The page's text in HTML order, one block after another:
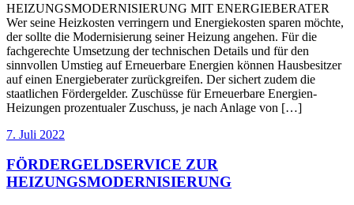
HEIZUNGSMODERNISIERUNG MIT ENERGIEBERATER
Wer seine Heizkosten verringern und Energiekosten sparen möchte,
der sollte die Modernisierung seiner Heizung angehen. Für die
fachgerechte Umsetzung der technischen Details und für den
sinnvollen Umstieg auf Erneuerbare Energien können Hausbesitzer
auf einen Energieberater zurückgreifen. Der sichert zudem die
staatlichen Fördergelder. Zuschüsse für Erneuerbare Energien-
Heizungen prozentualer Zuschuss, je nach Anlage von […]
7. Juli 2022
FÖRDERGELDSERVICE ZUR
HEIZUNGSMODERNISIERUNG